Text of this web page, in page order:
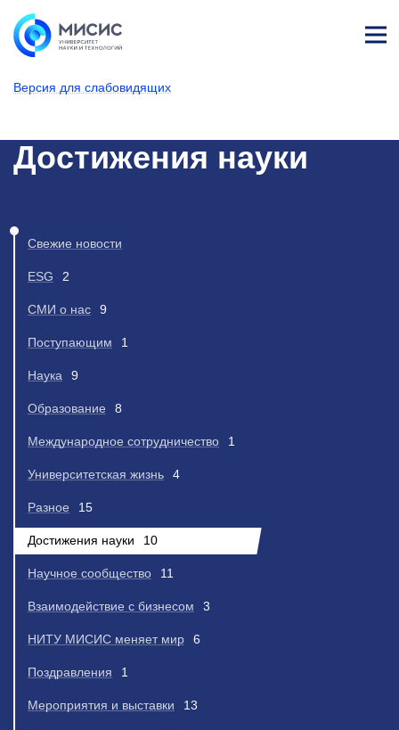
Версия для слабовидящих
т
Достижения науки
Свежие новости
ESG 2
СМИ о нас 9
Поступающим 1
Наука 9
Образование 8
Международное сотрудничество 1
Университетская жизнь 4
Разное 15
Достижения науки 10
Научное сообщество 11
Взаимодействие с бизнесом 3
НИТУ МИСИС меняет мир 6
Поздравления 1
Мероприятия и выставки 13